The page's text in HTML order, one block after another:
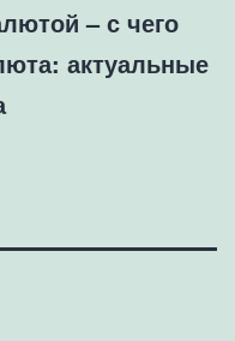
– с чего
актуальные